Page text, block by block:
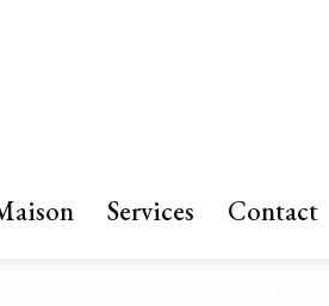
Services Contact